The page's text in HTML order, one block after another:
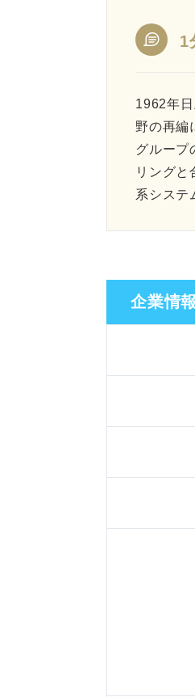
1
1962年
野の再編
グループ
リングと
系システ
企業情報